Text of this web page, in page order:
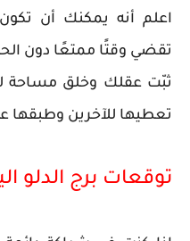
اعلم أنه يمكنك أن
تقضي وقتًا ممتعًا دون
ثبّت عقلك وخلق مساحة
تعطيها للآخرين
توقعات برج الدلو